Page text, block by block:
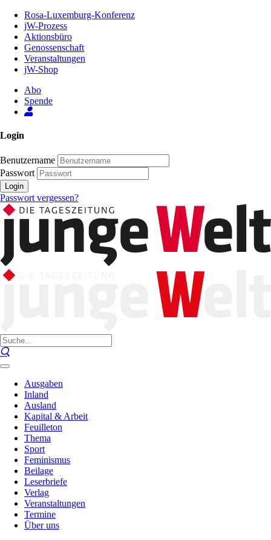
Inhalt
Seite
Rosa-Luxemburg-Konferenz
jW-Prozess
Aktionsbüro
Genossenschaft
Veranstaltungen
jW-Shop
Abo
Spende
Login
Benutzername
Passwort
Login
Passwort vergessen?
Ausgaben
Inland
Ausland
Kapital & Arbeit
Feuilleton
Thema
Sport
Feminismus
Beilage
Leserbriefe
Verlag
Veranstaltungen
Termine
Über uns